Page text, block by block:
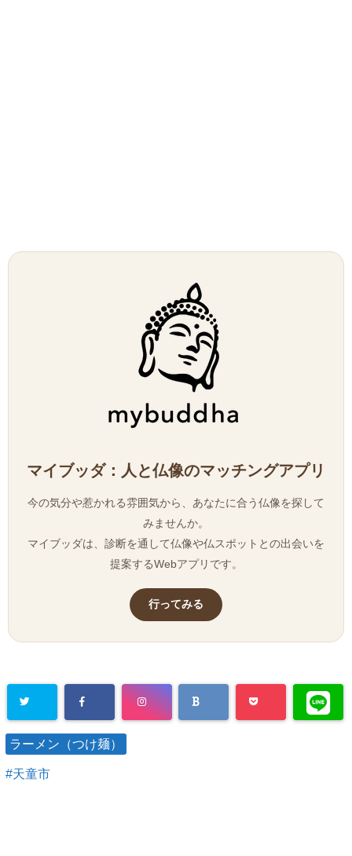
マイブッダ：人と仏像のマッチングアプリ
今の気分や惹かれる雰囲気から、あなたに合う仏像を探して
みませんか。
マイブッダは、診断を通して仏像や仏スポットとの出会いを
提案するWebアプリです。
行ってみる
ラーメン（つけ麺）
天童市